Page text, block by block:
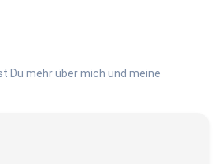
Du mehr über mich und meine